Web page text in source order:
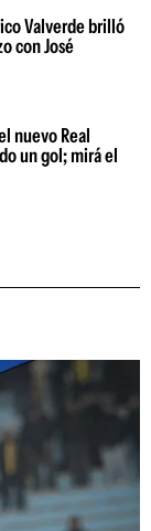
Valverde brilló
con José
nuevo Real
un gol; mirá el